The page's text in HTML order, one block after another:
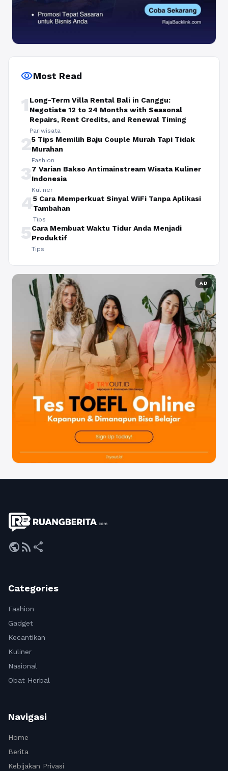
visibilityMost Read
1 Long-Term Villa Rental Bali in Canggu:
Negotiate 12 to 24 Months with Seasonal
Repairs, Rent Credits, and Renewal Timing
Pariwisata
25 Tips Memilih Baju Couple Murah Tapi Tidak
Murahan
Fashion
37 Varian Bakso Antimainstream Wisata Kuliner
Indonesia
Kuliner
45 Cara Memperkuat Sinyal WiFi Tanpa Aplikasi
Tambahan
Tips
5Cara Membuat Waktu Tidur Anda Menjadi
Produktif
Tips
AD
publicrss_feed share
Categories
Fashion
Gadget
Kecantikan
Kuliner
Nasional
Obat Herbal
Navigasi
Home
Berita
Kebijakan Privasi